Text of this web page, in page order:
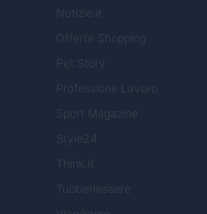
Notizie.it
Offerte Shopping
Pet Story
Professione Lavoro
Sport Magazine
Style24
Think.it
Tuobenessere